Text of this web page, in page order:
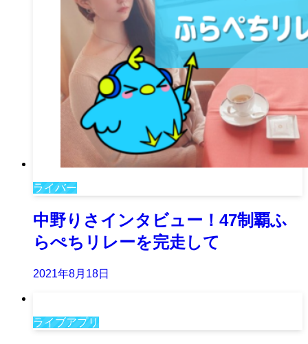
ライバー
中野りさインタビュー！47制覇ふ
らぺちリレーを完走して
2021年8月18日
ライブアプリ